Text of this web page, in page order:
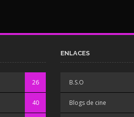
26
40
ENLACES
B.S.O
Blogs de cine